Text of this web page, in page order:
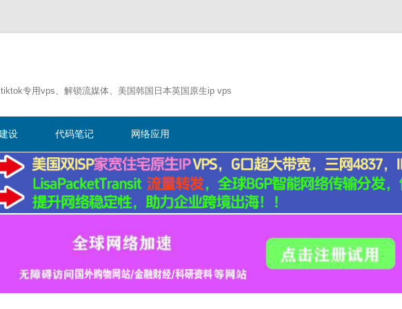
专用vps、解锁流媒体、美国韩国日本英国原生ip vps
文
设 代码笔记 网络应用